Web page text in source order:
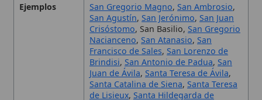
Tipo
Término teológico
Misay Oficio propios con introito "In
medio",antífonadel Magníficat "O
DOCTOR OPTIME", recitación del
Credo; en algunos casos se celebra
como fiesta doble.
Origen y Desarrollo del